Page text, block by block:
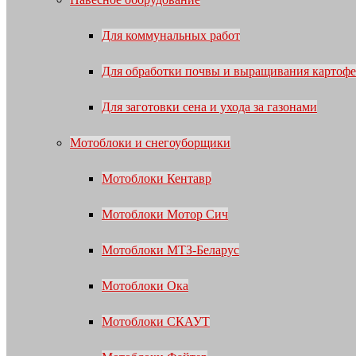
Для коммунальных работ
Для обработки почвы и выращивания
Для заготовки сена и ухода за газонами
Мотоблоки и снегоуборщики
Мотоблоки Кентавр
Мотоблоки Мотор Сич
Мотоблоки МТЗ-Беларус
Мотоблоки Ока
Мотоблоки СКАУТ